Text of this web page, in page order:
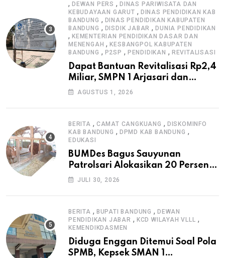
, DEWAN PERS , DINAS PARIWISATA DAN
KEBUDAYAAN GARUT , DINAS PENDIDIKAN KAB
BANDUNG , DINAS PENDIDIKAN KABUPATEN
BANDUNG , DISDIK JABAR ,DUNIA PENDIDIKAN
, KEMENTERIAN PENDIDIKAN DASAR DAN
MENENGAH ,KESBANGPOL KABUPATEN
BANDUNG , P2SP , PENDIDIKAN , REVITALISASI
Dapat Bantuan Revitalisasi Rp2,4
Miliar, SMPN 1 Arjasari dan
Masyarakat Sambut Antusias
AGUSTUS 1, 2026
BERITA , CAMAT CANGKUANG , DISKOMINFO
KAB BANDUNG , DPMD KAB BANDUNG ,
EDUKASI
BUMDes Bagus Sauyunan
Patrolsari Alokasikan 20 Persen
Dana Desa untuk Ketahanan
JULI 30, 2026
BERITA , BUPATI BANDUNG ,DEWAN
PENDIDIKAN JABAR , KCD WILAYAH VLLL ,
KEMENDIKDASMEN
Diduga Enggan Ditemui Soal Pola
SPMB, Kepsek SMAN 1